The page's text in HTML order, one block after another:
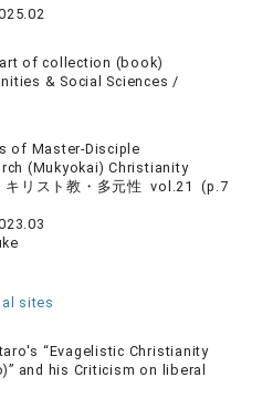
of collection (book)
& Social Sciences /
of Master-Disciple
(Mukyokai) Christianity
キリスト教・多元性 vol.21 (p.7
sites
“Evagelistic Christianity
and his Criticism on liberal